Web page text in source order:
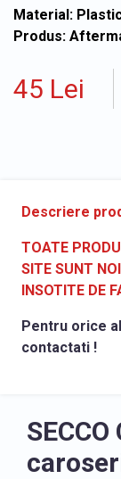
Material:
Produs:
45 Lei
Descriere
TOATE
SITE SUNT
INSOTITE DE
Pentru orice
contactati !